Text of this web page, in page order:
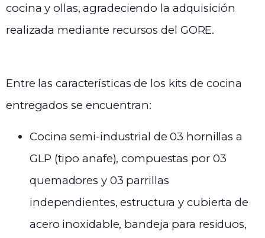
cocina y ollas, agradeciendo la adquisición
realizada mediante recursos del GORE.
Entre las características de los kits de cocina
entregados se encuentran:
Cocina semi-industrial de 03 hornillas a
GLP (tipo anafe), compuestas por 03
quemadores y 03 parrillas
independientes, estructura y cubierta de
acero inoxidable, bandeja para residuos,